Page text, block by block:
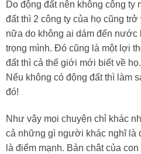
Do động đất nên không công ty
đất thì 2 công ty của họ cũng
nữa do không ai dám đến nước
trọng mình. Đó cũng là một lợi
đất thì cả thế giới mới biết về
Nếu không có động đất thì làm
đó!
Như vậy mọi chuyện chỉ khác
cả những gì người khác nghĩ là
là điểm mạnh. Bản chât của